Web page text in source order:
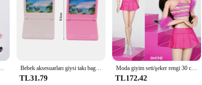
için Sevimli Ayrılabilir Süslemeleri Dayanıklı PVC Noel Hediyeleri Şekeri Bebek aksesuarları giysi takı bagaj bavul dolar Mini plastik tuvalet bilgisayar 11.5 inç Barbiees BJD gözlük oyuncak
TL31.79
Moda giyim seti/şeker rengi 30 cm bebek üst etek pantolon elbise takım elbise kıyafeti 1/6 Xinyi FR ST blythe OB Barbie Bebek
TL172.42